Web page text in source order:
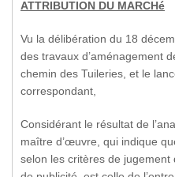
ATTRIBUTION DU MARCHé
Vu la délibération du 18
des travaux d’aménagement
chemin des Tuileries, et le
correspondant,
Considérant le résultat de
maître d’œuvre, qui indique
selon les critères de jugement